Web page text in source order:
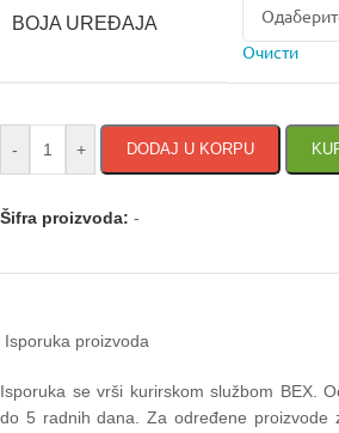
BOJA UREĐAJA
Очисти
- + DODAJ U KORPU
Šifra proizvoda: -
Isporuka proizvoda
Isporuka se vrši kurirskom službom BEX.
do 5 radnih dana. Za određene proizvode